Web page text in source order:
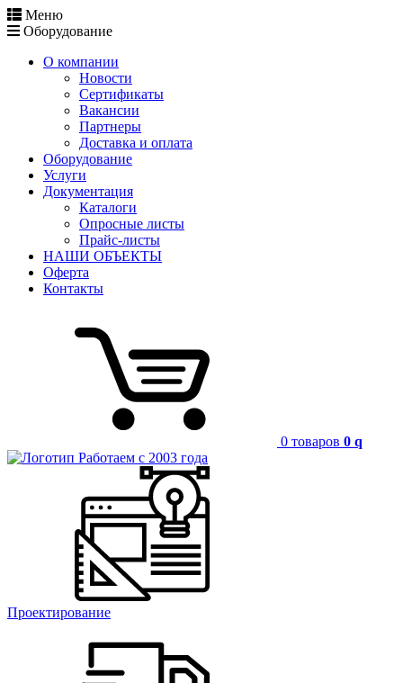
Меню
Оборудование
О компании
Новости
Сертификаты
Вакансии
Партнеры
Доставка и оплата
Оборудование
Услуги
Документация
Каталоги
Опросные листы
Прайс-листы
НАШИ ОБЪЕКТЫ
Оферта
Контакты
0 товаров 0 q
Работаем с 2003 года
Проектирование